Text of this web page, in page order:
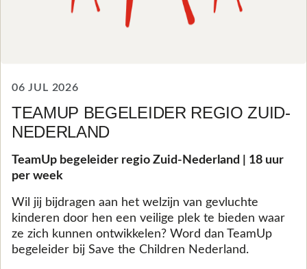
06 JUL 2026
TEAMUP BEGELEIDER REGIO ZUID-
NEDERLAND
TeamUp begeleider regio Zuid-Nederland | 18 uur
per week
Wil jij bijdragen aan het welzijn van gevluchte
kinderen door hen een veilige plek te bieden waar
ze zich kunnen ontwikkelen? Word dan TeamUp
begeleider bij Save the Children Nederland.